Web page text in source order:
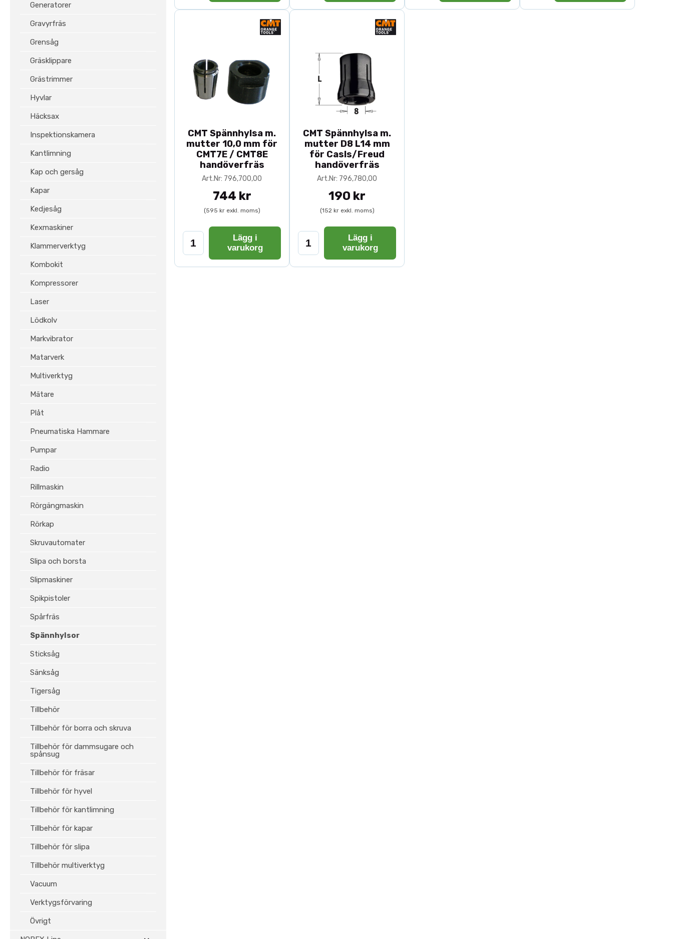
Generatorer
Gravyrfräs
Grensåg
Gräsklippare
Grästrimmer
Hyvlar
Häcksax
Inspektionskamera
Kantlimning
Kap och gersåg
Kapar
Kedjesåg
Kexmaskiner
Klammerverktyg
Kombokit
Kompressorer
Laser
Lödkolv
Markvibrator
Matarverk
Multiverktyg
Mätare
Plåt
Pneumatiska Hammare
Pumpar
Radio
Rillmaskin
Rörgängmaskin
Rörkap
Skruvautomater
Slipa och borsta
Slipmaskiner
Spikpistoler
Spårfräs
Spännhylsor
Sticksåg
Sänksåg
Tigersåg
Tillbehör
Tillbehör för borra och skruva
Tillbehör för dammsugare och
spånsug
Tillbehör för fräsar
Tillbehör för hyvel
Tillbehör för kantlimning
Tillbehör för kapar
Tillbehör för slipa
Tillbehör multiverktyg
Vacuum
Verktygsförvaring
Övrigt
CMT Spännhylsa m.
mutter 10,0 mm för
CMT7E / CMT8E
handöverfräs
Art.Nr: 796,700,00
744 kr
(595 kr exkl. moms)
Lägg i
varukorg
CMT Spännhylsa m.
mutter D8 L14 mm
för Casls/Freud
handöverfräs
Art.Nr: 796,780,00
190 kr
(152 kr exkl. moms)
Lägg i
varukorg